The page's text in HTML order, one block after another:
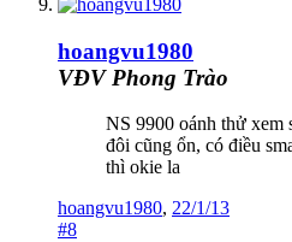
hoangvu1980
VĐV Phong Trào
NS 9900 oánh thử xem
đôi cũng ổn, có điều
thì okie la
hoangvu1980, 22/1/13
#8